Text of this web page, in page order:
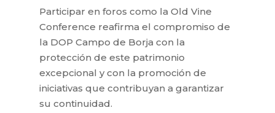
Participar en foros como la Old Vine
Conference reafirma el compromiso de
la DOP Campo de Borja con la
protección de este patrimonio
excepcional y con la promoción de
iniciativas que contribuyan a garantizar
su continuidad.